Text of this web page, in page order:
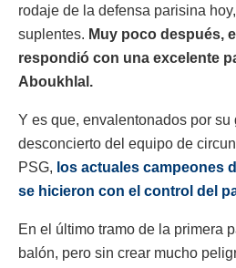
rodaje de la defensa parisina
suplentes. Muy poco después,
respondió con una excelente
Aboukhlal.
Y es que, envalentonados por su
desconcierto del equipo de
PSG, los actuales campeones
se hicieron con el control del
En el último tramo de la primera
balón, pero sin crear mucho